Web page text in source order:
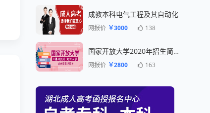
成教本科电气工程及其自动化
网报价 ￥3000 138
国家开放大学2020年招生简章
网报价 ￥2800 163